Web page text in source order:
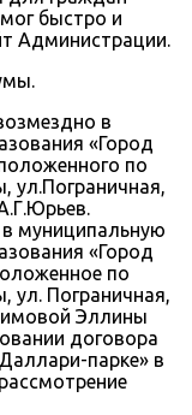
быстро и
Администрации.
в
«Город
по
ул.Пограничная,
муниципальную
«Город
по
ул. Пограничная,
Эллины
договора
парке» в